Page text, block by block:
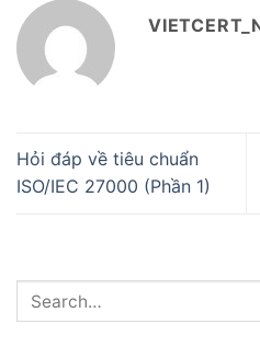
Hỏi đáp về tiêu chuẩn
ISO/IEC 27000 (Phần 1)